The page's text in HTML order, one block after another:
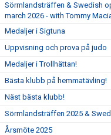
Sörmlandsträffen & Swedish
march 2026 - with Tommy
Medaljer i Sigtuna
Uppvisning och prova på judo
Medaljer i Trollhättan!
Bästa klubb på hemmatävling!
Näst bästa klubb!
Sörmlandsträffen 2025 &
Årsmöte 2025